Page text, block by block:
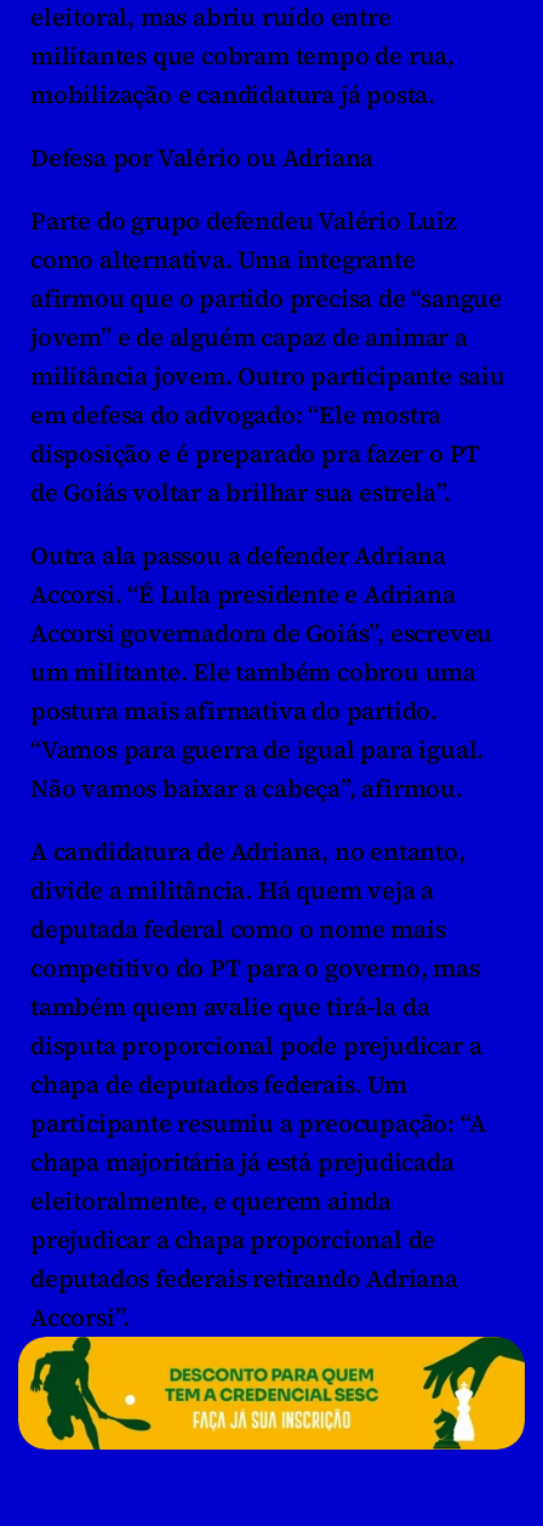
eleitoral, mas abriu ruído entre
militantes que cobram tempo de rua,
mobilização e candidatura já posta.
Defesa por Valério ou Adriana
Parte do grupo defendeu Valério Luiz
como alternativa. Uma integrante
afirmou que o partido precisa de “sangue
jovem” e de alguém capaz de animar a
militância jovem. Outro participante saiu
em defesa do advogado: “Ele mostra
disposição e é preparado pra fazer o PT
de Goiás voltar a brilhar sua estrela”.
Outra ala passou a defender Adriana
Accorsi. “É Lula presidente e Adriana
Accorsi governadora de Goiás”, escreveu
um militante. Ele também cobrou uma
postura mais afirmativa do partido.
“Vamos para guerra de igual para igual.
Não vamos baixar a cabeça”, afirmou.
A candidatura de Adriana, no entanto,
divide a militância. Há quem veja a
deputada federal como o nome mais
competitivo do PT para o governo, mas
também quem avalie que tirá-la da
disputa proporcional pode prejudicar a
chapa de deputados federais. Um
participante resumiu a preocupação: “A
chapa majoritária já está prejudicada
eleitoralmente, e querem ainda
prejudicar a chapa proporcional de
deputados federais retirando Adriana
Accorsi”.